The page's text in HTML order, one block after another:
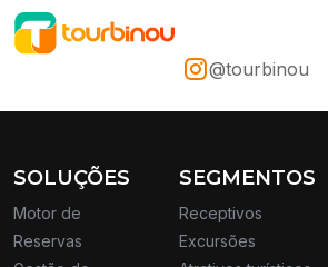
@tourbinou
SOLUÇÕES
Motor de
Reservas
SEGMENTOS
Receptivos
Excursões